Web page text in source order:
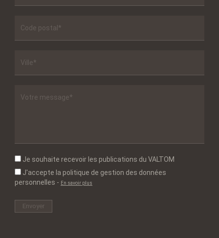
Je souhaite recevoir les publications du VALTOM
J'accepte la politique de gestion des données
personnelles - En savoir plus